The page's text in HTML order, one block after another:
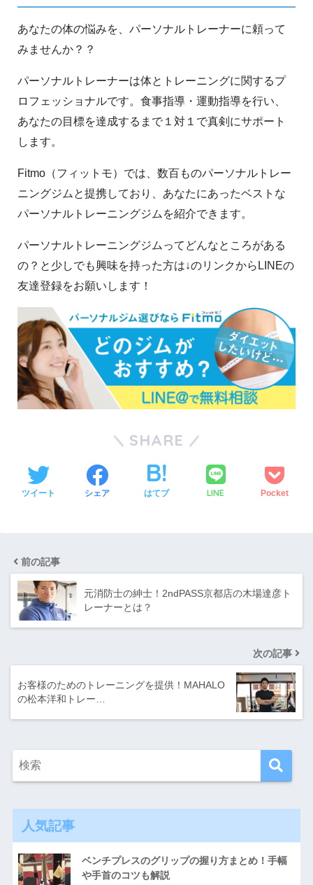
あなたの体の悩みを、パーソナルトレーナーに頼って
みませんか？？
パーソナルトレーナーは体とトレーニングに関するプ
ロフェッショナルです。食事指導・運動指導を行い、
あなたの目標を達成するまで１対１で真剣にサポート
します。
Fitmo（フィットモ）では、数百ものパーソナルトレー
ニングジムと提携しており、あなたにあったベストな
パーソナルトレーニングジムを紹介できます。
パーソナルトレーニングジムってどんなところがある
の？と少しでも興味を持った方は↓のリンクからLINEの
友達登録をお願いします！
SHARE
ツイート シェア はてブ LINE Pocket
前の記事
元消防士の紳士！2ndPASS京都店の木場達彦ト
レーナーとは？
次の記事
お客様のためのトレーニングを提供！MAHALO
の松本洋和トレー…
人気記事
ベンチプレスのグリップの握り方まとめ！手幅
や手首のコツも解説